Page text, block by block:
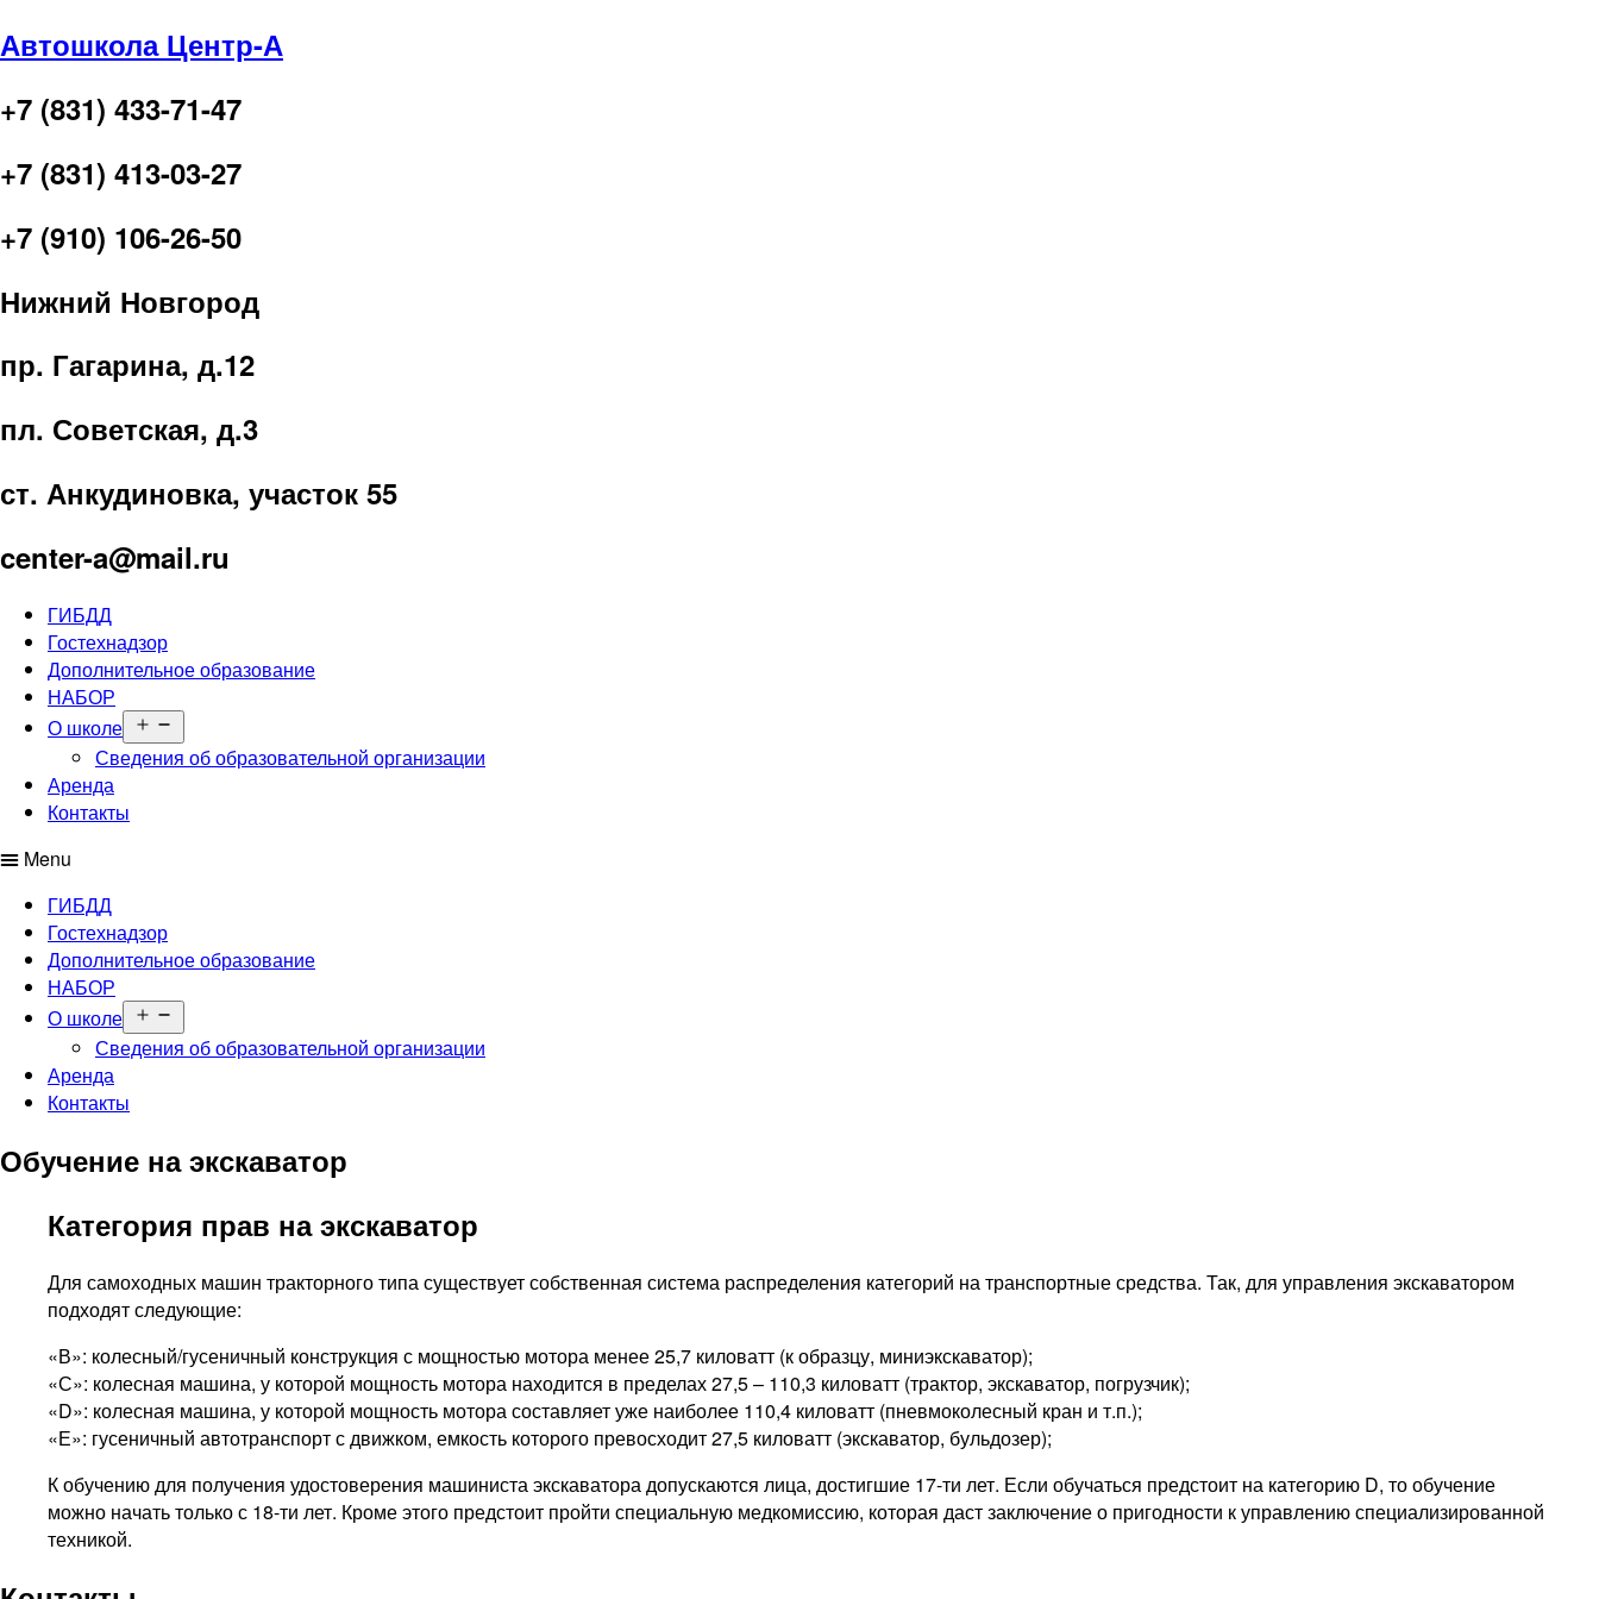
Автошкола Центр-А
+7 (831) 433-71-47
+7 (831) 413-03-27
+7 (910) 106-26-50
Нижний Новгород
пр. Гагарина, д.12
пл. Советская, д.3
ст. Анкудиновка, участок 55
center-a@mail.ru
ГИБДД
Гостехнадзор
Дополнительное образование
НАБОР
О школе
меню
Сведения об образовательной организации
Аренда
Контакты
Menu
ГИБДД
Гостехнадзор
Дополнительное образование
НАБОР
О школе
меню
Сведения об образовательной организации
Аренда
Контакты
Обучение на экскаватор
Категория прав на экскаватор
Для самоходных машин тракторного типа существует собственная система распределения категорий на транспортные средства. Так, для управления экскаватором
подходят следующие:
«В»: колесный/гусеничный конструкция с мощностью мотора менее 25,7 киловатт (к образцу, миниэкскаватор);
«С»: колесная машина, у которой мощность мотора находится в пределах 27,5 – 110,3 киловатт (трактор, экскаватор, погрузчик);
«D»: колесная машина, у которой мощность мотора составляет уже наиболее 110,4 киловатт (пневмоколесный кран и т.п.);
«Е»: гусеничный автотранспорт с движком, емкость которого превосходит 27,5 киловатт (экскаватор, бульдозер);
К обучению для получения удостоверения машиниста экскаватора допускаются лица, достигшие 17-ти лет. Если обучаться предстоит на категорию D, то обучение
можно начать только с 18-ти лет. Кроме этого предстоит пройти специальную медкомиссию, которая даст заключение о пригодности к управлению специализированной
техникой.